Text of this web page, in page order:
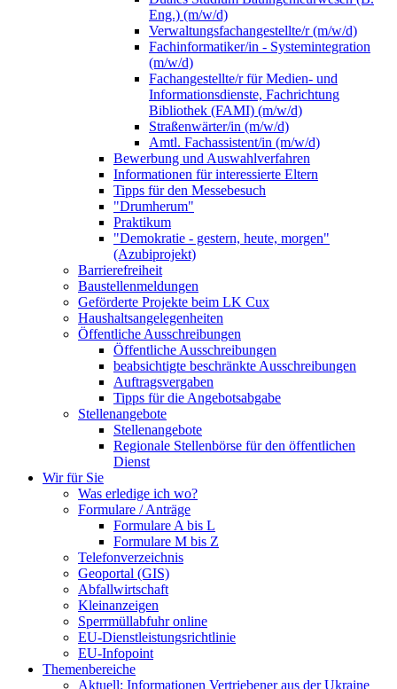
Eng.) (m/w/d)
Verwaltungsfachangestellte/r (m/w/d)
Fachinformatiker/in - Systemintegration
(m/w/d)
Fachangestellte/r für Medien- und
Informationsdienste, Fachrichtung
Bibliothek (FAMI) (m/w/d)
Straßenwärter/in (m/w/d)
Amtl. Fachassistent/in (m/w/d)
Bewerbung und Auswahlverfahren
Informationen für interessierte Eltern
Tipps für den Messebesuch
"Drumherum"
Praktikum
"Demokratie - gestern, heute, morgen"
(Azubiprojekt)
Barrierefreiheit
Baustellenmeldungen
Geförderte Projekte beim LK Cux
Haushaltsangelegenheiten
Öffentliche Ausschreibungen
Öffentliche Ausschreibungen
beabsichtigte beschränkte Ausschreibungen
Auftragsvergaben
Tipps für die Angebotsabgabe
Stellenangebote
Stellenangebote
Regionale Stellenbörse für den öffentlichen
Dienst
Wir für Sie
Was erledige ich wo?
Formulare / Anträge
Formulare A bis L
Formulare M bis Z
Telefonverzeichnis
Geoportal (GIS)
Abfallwirtschaft
Kleinanzeigen
Sperrmüllabfuhr online
EU-Dienstleistungsrichtlinie
EU-Infopoint
Themenbereiche
Aktuell: Informationen Vertriebener aus der Ukraine